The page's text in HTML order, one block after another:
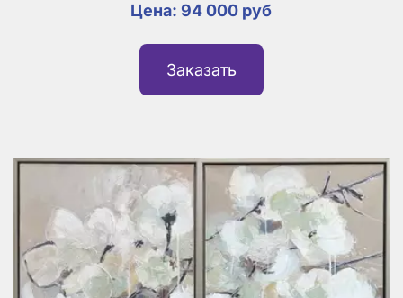
Цена: 94 000 руб
Заказать